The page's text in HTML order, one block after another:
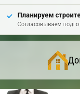
Планируем
Согласовываем